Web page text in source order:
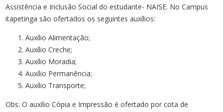
Assistência e Inclusão Social do estudante- NAISE. No Campus
itapetinga são ofertados os seguintes auxílios:
Auxílio Alimentação;
Auxílio Creche;
Auxílio Moradia;
Auxílio Permanência;
Auxílio Transporte;
Obs: O auxílio Cópia e Impressão é ofertado por cota de